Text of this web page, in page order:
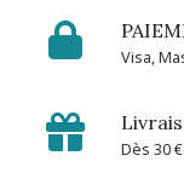
Visa,
Dès 30